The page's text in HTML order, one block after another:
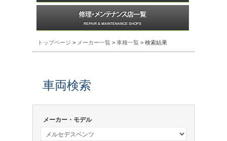
トップページ > メーカー一覧 > 車種一覧 > 検索結果
車両検索
メーカー・モデル